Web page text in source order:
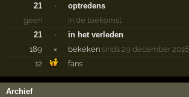
21 ·
optredens
geen
·
in de toekomst
21
·
in het verleden
189
× bekeken sinds 29 december 2016
12
fans
Archief